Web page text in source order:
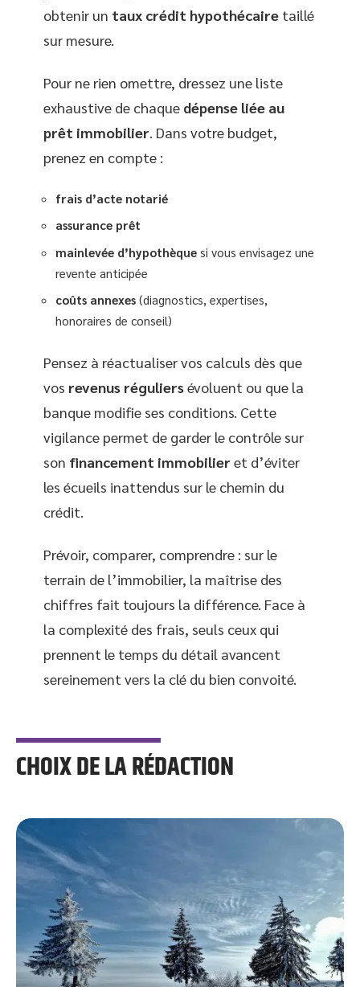
obtenir un taux crédit hypothécaire taillé
sur mesure.
Pour ne rien omettre, dressez une liste
exhaustive de chaque dépense liée au
prêt immobilier. Dans votre budget,
prenez en compte :
frais d’acte notarié
assurance prêt
mainlevée d’hypothèque si vous envisagez une
revente anticipée
coûts annexes (diagnostics, expertises,
honoraires de conseil)
Pensez à réactualiser vos calculs dès que
vos revenus réguliersévoluent ou que la
banque modifie ses conditions. Cette
vigilance permet de garder le contrôle sur
son financement immobilier et d’éviter
les écueils inattendus sur le chemin du
crédit.
Prévoir, comparer, comprendre : sur le
terrain de l’immobilier, la maîtrise des
chiffres fait toujours la différence. Face à
la complexité des frais, seuls ceux qui
prennent le temps du détail avancent
sereinement vers la clé du bien convoité.
CHOIX DE LA RÉDACTION